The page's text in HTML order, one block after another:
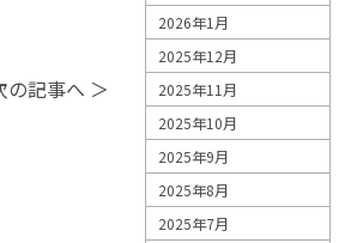
の記事へ ＞
2026年1月
2025年12月
2025年11月
2025年10月
2025年9月
2025年8月
2025年7月